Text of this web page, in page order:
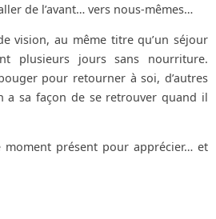
de l’avant… vers nous-mêmes…
vision, au même titre qu’un séjour
plusieurs jours sans nourriture.
pour retourner à soi, d’autres
a sa façon de se retrouver quand il
moment présent pour apprécier… et